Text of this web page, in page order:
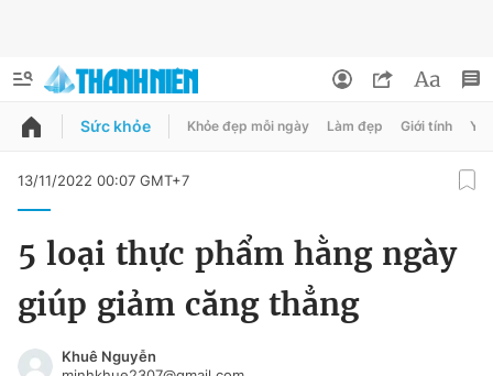
QUẢNG CÁO ĐẶT BÁO
Chuyên mục
Đổi mật khẩu
Tin đã lưu
Tin đã xem
Sức khỏe Khỏe đẹp mỗi ngày Làm đẹp Giới tính Y
13/11/2022 00:07 GMT+7
5 loại thực phẩm hằng ngày
giúp giảm căng thẳng
Khuê Nguyễn